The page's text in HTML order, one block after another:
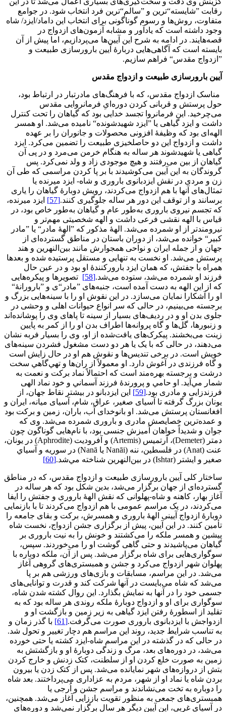
رقابت ”شایسته“‌ترین و ”سالم“‌ترین فرد انتخاب شود. در جوامع
متفاوت، روش‌ها و رسوم گوناگونی برای انتخاب این داماد/ایزد/ شاه
وجود داشته است که یادآور و مشابه آزمون‌های ازدواج در
قصه‌هایند. در ادامه به شرح این آیین‌ها می‌پردازیم، اما پیش از آن
بایسته است که آگاهی‌هایی دربارۀ آیین بارورسازی طبیعت و
”ازدواج مقدس“ فراهم سازیم.
آیین بارورسازی طبیعت و ازدواج مقدس
مناسک ازدواج مقدس، که با فرهنگ‌های مادرتبار در ارتباط بود،
حول پرستش و قربانی کردن دوره‌ایِ فرمانروایی مقدس
می‌چرخید. این فرمانروا تجسد خدایی بود که گیاهان را تحت کنترل
داشت و ایزد گیاهی یا ”ایزد شهیدشونده“ نامیده می‌شد. او همسر
الهه‌ای بود که وظیفۀ افزونی محصولات و جانوران را بر عهده
داشت و ازدواج این دو حاصلخیزی طبیعت را تضمین می‌کرد. ایزد
گیاهی یا شهیدشوند هر ساله به هنگام خرمن می‌مرد و در پی آن
گیاهان از بین می‌رفتند و هیچ موجودی زاد و ولد نمی‌کرد. پس
گروندگان به این آیین می‌کوشیدند با بر پا کردن مراسمی که طی آن
زن و مردی در نقش ایزدبانوی باروری و شاه- ایزد میرنده یا
تمثال‌های آنها با هم ازدواج می‌کردند، رویش دوبارۀ گیاهان را یاری
برسانند و از توقف این دور هر ساله جلوگیری کنند.[57]
ایزد میرنده،
که تجسم نیروی باروری به‌طور عام و گیاهان به‌طور خاص بود، در
قیاس با الهه نقشی فرعی داشت و الهه شخصیتی مهم‌تر و
نیرومندتر از او شمرده می‌شد. الهۀ مذکور که ”الهۀ مادر“ یا ”مادر
کبیر“ خوانده می‌شد، از دوران باستان در مناطق گسترده‌ای از
جهان و از جمله ایران و نواحی همجوارش مانند بین‌النهرین و هند
پرستش می‌شد. او نخست به تنهایی و مستقل پرستیده شده و بعدها
همراه با جفتش، که همان ایزد بارورکنندۀ او بود و در عین حال
فرزند او شمرده می‌شد، ستوده می‌شد.[58]
تصویرها و پیکره‌هایی
که از این الهه به دست آمده است، جنبه‌های ”مادر“ی و ”بارورانۀ“
او را آشکارا نمایان می‌سازد. در این نقوش او را با سینه‌هایی بزرگ و
برجسته می‌بینیم، در حالی که سر انواع حیوانات اهلی و وحشی در
جلوی بدن او و در ردیف‌های بسیار از سینه تا پاهای وی را پوشانده‌اند
و زنبورها، گل‌ها و گاه پروانه‌ها اطراف بدن او را از کمر به پایین
زینت می‌بخشند. پیکرک‌های یافت‌شده از او، وی را بسیار فربه نشان
می‌دهند، در حالی که با یک یا هر دو دست مشغول فشردن سینه‌های
خویش است. در برخی تندیس‌ها و نقوش هم او در حال زایش است
و گاه فرزندی در آغوش دارد. او معمولاً از ران‌ها و تهي‌گاهي سخت
درشت و برجسته بهره‌مند است كه احتمالاً نماد بركت و نعمت به
شمار مي‌آيد. او حامي و پرورندۀ فرزند آسماني و خود نماد الهی
فرزندزايی و مادری بود.[59]
این ایزدبانو در بیشتر نقاط جهان، از
یونان بزرگ گرفته تا آسیای صغیر، عراق، شام، آسیای میانه، ایران و
افغانستان پرستش می‌شد. او بانوخدای آب، باران، زمین و برکت‌ بود
و عمده‌ترین خصایصش مادری و باروری شمرده می‌شد. وی که
جوان و شدیداً خواهان آمیزش جنسی بود، با نام‌هایی گوناگون چون
دمتر (Demeter)، آرتمیس (Artemis) و آفرودیت (Aphrodite) در يونان،
عنت (Anat) در فلسطين، ننه (Nanāi يا Nanā) در سوريه و آسياي
صغير و ایشتر (Ishtar) در بين‌النهرين شناخته مي‌شد.
[60]
ساختار کلی آیین بارورسازی طبیعت و ازدواج مقدس، که در مناطق
گسترده‌ای از جهان برگزار می‌شد، بدین شکل بود که هر ساله در
آغاز بهار، کاهنه و شاه-پهلوانی که نقش الهۀ باروری و جفتش را ایفا
می‌کردند، در یک مراسم عمومی با هم ازدواج می‌کردند تا با بازنمایی
دوبارۀ ازدواج آیینی الهۀ باروری و همسرش، برکت و بقای جامعه را
تأمین کنند. در این آیین، پیش از برگزاری جشن ازدواج، نخست شاه
پیشین و همسر ملکه را می‌کشتند و خونش را به نیت باروری بر
گیاهان می‌پاشیدند و حتی گاهی گوشت او را می‌خوردند. سپس،
سوگواری‌هایی برای شاه برگزار می‌شد. پس از آن، ملکه دوباره با
پهلوان شهر ازدواج می‌کرد و جشن و همبستری‌های گروهی آغاز
می‌شد. در این مراسم، مسابقات و بازی‌های ورزشی هم بر پا
می‌شد که شاه می‌بایست در آنها شرکت کند و قدرت و توانایی‌های
جسمی خود را در آنها به نمایش بگذارد. این روال کشته شدن شاه،
سوگواری برای او و ازدواج دوبارۀ ملکه روندی هر ساله بود که به
تقلید از اسطورۀ رفتن ایزد گیاهی به زیر زمین و بازگشت او و
ازدواجش با ایزدبانوی باروری صورت می‌گرفت.[61]
با گذر زمان و
به تناسب شرایط جدید، روند این مراسم هم دچار تغییر و تحول شد.
در حالی که در گذشته در این مراسم شاه-ایزد کشته یا حتی خورده
می‌شد، در دوره‌های بعد، مرگ و زندگی دوبارۀ او و بازگشتش به
زمین به صورت خلع کردن او از سلطنت، کتک زدنش و خارج کردن
بتش از دروازه‌های شهر نمایانده می‌شد. پس از کتک زدن یا بیرون
بردن شاه یا نماد او از شهر، مردم به عزاداری می‌پرداختند. بعد شاه
را دوباره به تخت می‌نشاندند و مراسم جشن و اُرجی یا
همبستری‌های جمعی به منظور تقویت باززایی آغاز می‌شد. همچنین،
در آسیای غربی، این آیین دیگر هر سال برگزار نمی‌شد و دوره‌های